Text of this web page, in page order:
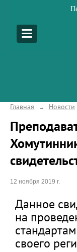
Главная → Новости
12 ноября 2019 г.
Данное
на
своего